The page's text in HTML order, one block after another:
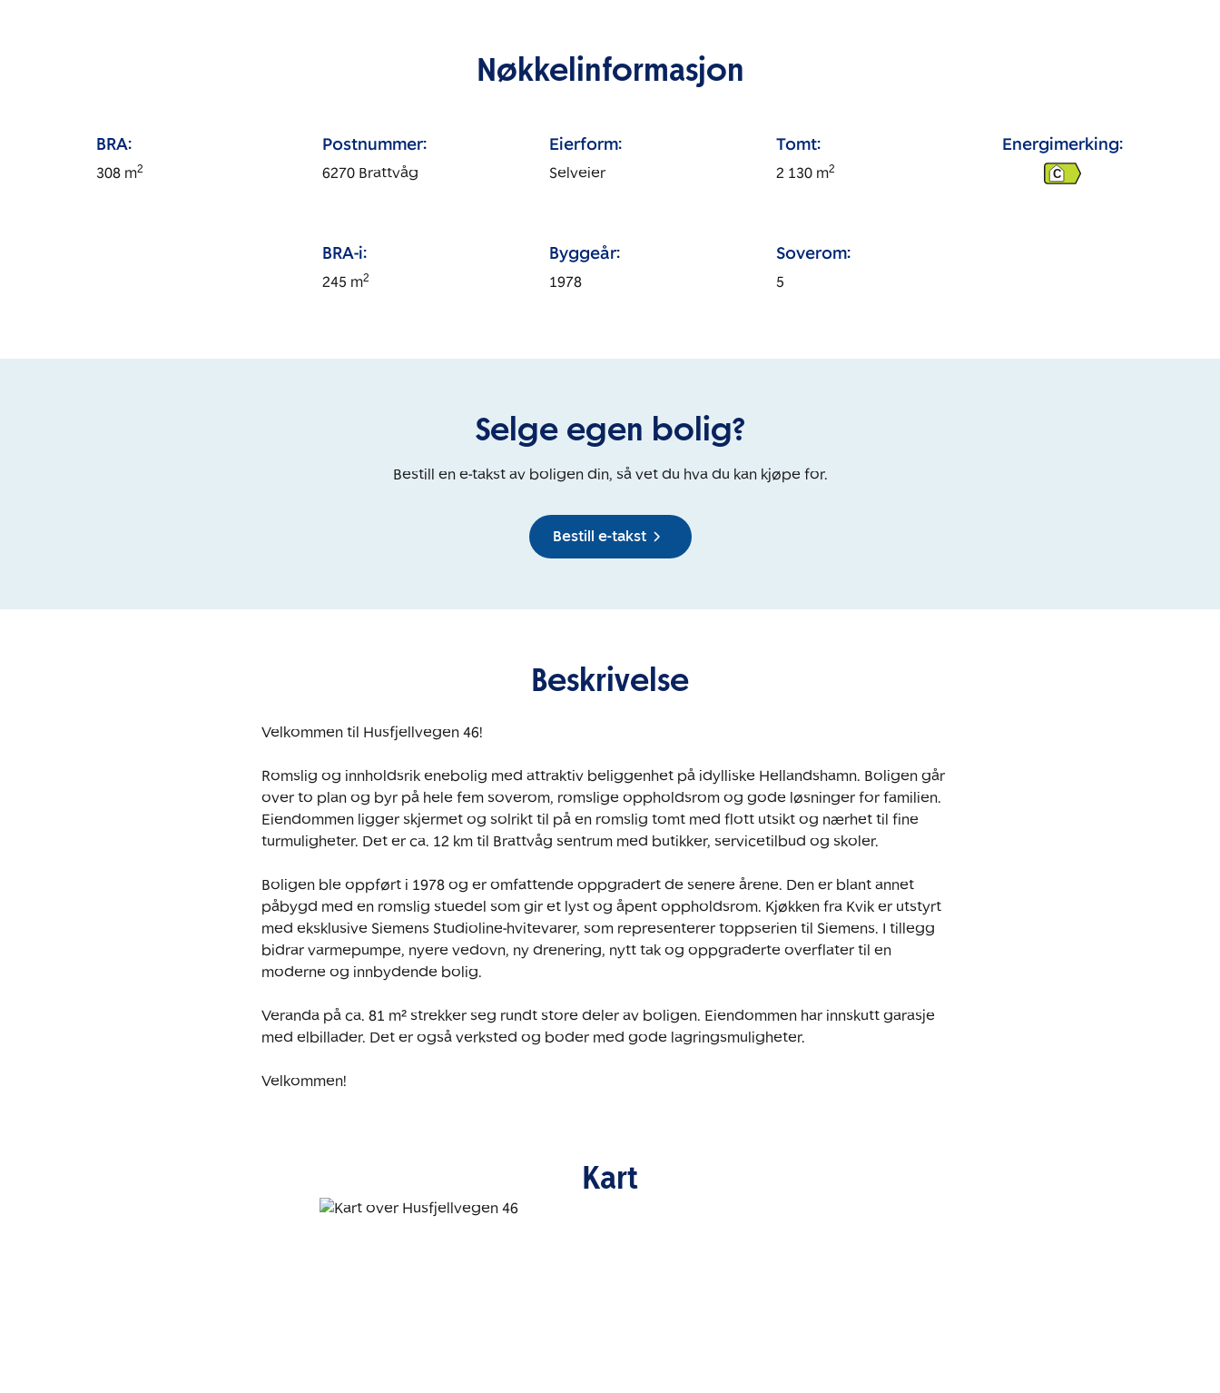
Nøkkelinformasjon
BRA:
308m2
Postnummer:
6270 Brattvåg
Eierform:
Selveier
Tomt:
2 130 m2
Energimerking:
C
BRA-i:
245 m2
Byggeår:
1978
Soverom:
5
Selge egen bolig?
Bestill en e-takst av boligen din, så vet du hva du kan kjøpe for.
Bestill e-takst
Beskrivelse
Velkommen til Husfjellvegen 46!
Romslig og innholdsrik enebolig med attraktiv beliggenhet på idylliske Hellandshamn. Boligen går
over to plan og byr på hele fem soverom, romslige oppholdsrom og gode løsninger for familien.
Eiendommen ligger skjermet og solrikt til på en romslig tomt med flott utsikt og nærhet til fine
turmuligheter. Det er ca. 12 km til Brattvåg sentrum med butikker, servicetilbud og skoler.
Boligen ble oppført i 1978 og er omfattende oppgradert de senere årene. Den er blant annet
påbygd med en romslig stuedel som gir et lyst og åpent oppholdsrom. Kjøkken fra Kvik er utstyrt
med eksklusive Siemens Studioline-hvitevarer, som representerer toppserien til Siemens. I tillegg
bidrar varmepumpe, nyere vedovn, ny drenering, nytt tak og oppgraderte overflater til en
moderne og innbydende bolig.
Veranda på ca. 81 m² strekker seg rundt store deler av boligen. Eiendommen har innskutt garasje
med elbillader. Det er også verksted og boder med gode lagringsmuligheter.
Velkommen!
Kart